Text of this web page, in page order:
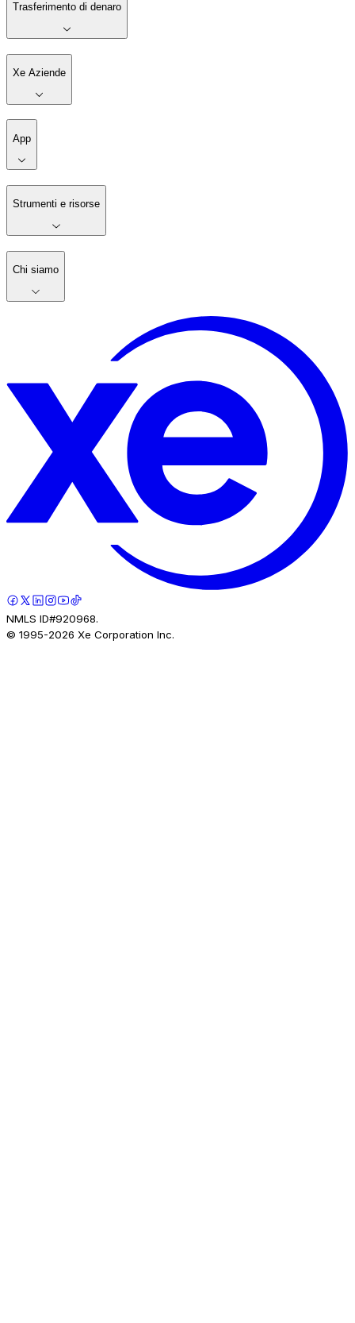
Trasferimento di denaro
Xe Aziende
App
Strumenti e risorse
Chi siamo
NMLS ID#920968.
© 1995-2026 Xe Corporation Inc.